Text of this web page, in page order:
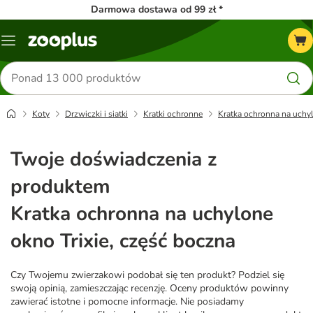
Darmowa dostawa od 99 zł *
Menu
Szukaj
produktów
Koty Drzwiczki i siatki Kratki ochronne Kratka ochronna na
Twoje doświadczenia z
produktem
Kratka ochronna na uchylone
okno Trixie, część boczna
Czy Twojemu zwierzakowi podobał się ten produkt? Podziel się
swoją opinią, zamieszczając recenzję. Oceny produktów powinny
zawierać istotne i pomocne informacje. Nie posiadamy